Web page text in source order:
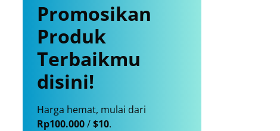
Promosikan
Produk
Terbaikmu
disini!
Harga hemat, mulai dari
Rp100.000/$10.